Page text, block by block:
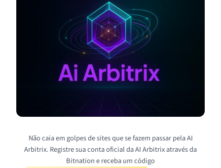
Não caia em golpes de sites que se fazem passar pela AI
Arbitrix. Registre sua conta oficial da AI Arbitrix através da
Bitnation e receba um código